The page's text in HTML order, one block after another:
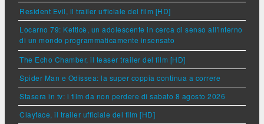
Resident Evil, il trailer ufficiale del film [HD]
Locarno 79: Ketticè, un adolescente in cerca di senso all'interno
di un mondo programmaticamente insensato
The Echo Chamber, il teaser trailer del film [HD]
Spider Man e Odissea: la super coppia continua a correre
Stasera in tv: i film da non perdere di sabato 8 agosto 2026
Clayface, il trailer ufficiale del film [HD]